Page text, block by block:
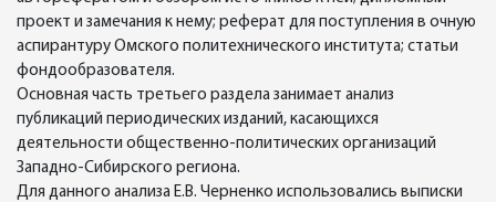
проект и замечания к нему; реферат для поступления в очную
аспирантуру Омского политехнического института; статьи
фондообразователя.
Основная часть третьего раздела занимает анализ
публикаций периодических изданий, касающихся
деятельности общественно-политических организаций
Западно-Сибирского региона.
Для данного анализа Е.В. Черненко использовались выписки